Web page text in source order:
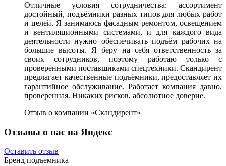
Отличные условия сотрудничества: ассортимент
достойный, подъёмники разных типов для любых работ
и целей. Я занимаюсь фасадным ремонтом, освещением
и вентиляционными системами, и для каждого вида
деятельности нужно обеспечивать подъём рабочих на
большие высоты. Я беру на себя ответственность за
своих сотрудников, поэтому работаю только с
проверенными поставщиками спецтехники. Скандирент
предлагает качественные подъёмники, предоставляет их
гарантийное обслуживание. Работает компания давно,
проверенная. Никаких рисков, абсолютное доверие.
Отзыв о компании «Скандирент»
Отзывы о нас на Яндекс
Оставить отзыв
Бренд подъемника